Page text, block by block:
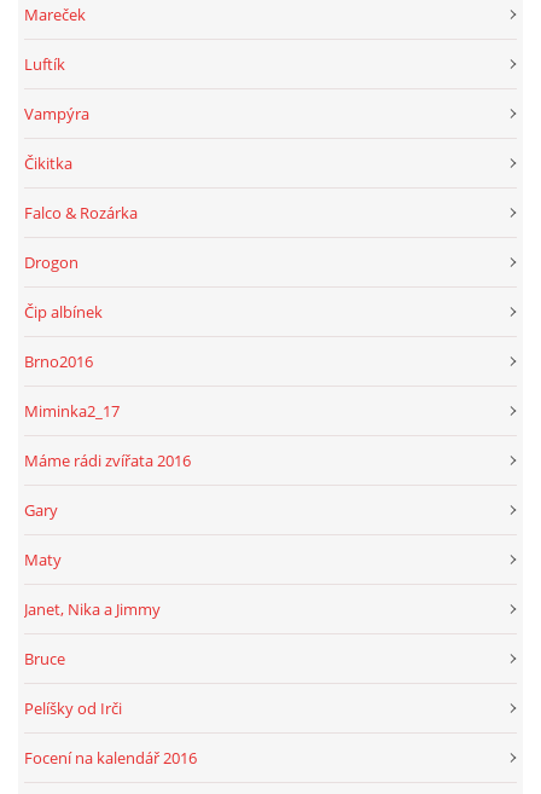
Mareček
Luftík
Vampýra
Čikitka
Falco & Rozárka
Drogon
Čip albínek
Brno2016
Miminka2_17
Máme rádi zvířata 2016
Gary
Maty
Janet, Nika a Jimmy
Bruce
Pelíšky od Irči
Focení na kalendář 2016